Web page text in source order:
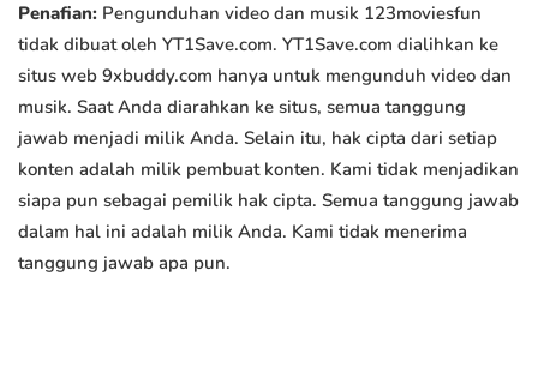
Penafian: Pengunduhan video dan musik 123moviesfun
tidak dibuat oleh YT1Save.com. YT1Save.com dialihkan ke
situs web 9xbuddy.com hanya untuk mengunduh video dan
musik. Saat Anda diarahkan ke situs, semua tanggung
jawab menjadi milik Anda. Selain itu, hak cipta dari setiap
konten adalah milik pembuat konten. Kami tidak menjadikan
siapa pun sebagai pemilik hak cipta. Semua tanggung jawab
dalam hal ini adalah milik Anda. Kami tidak menerima
tanggung jawab apa pun.